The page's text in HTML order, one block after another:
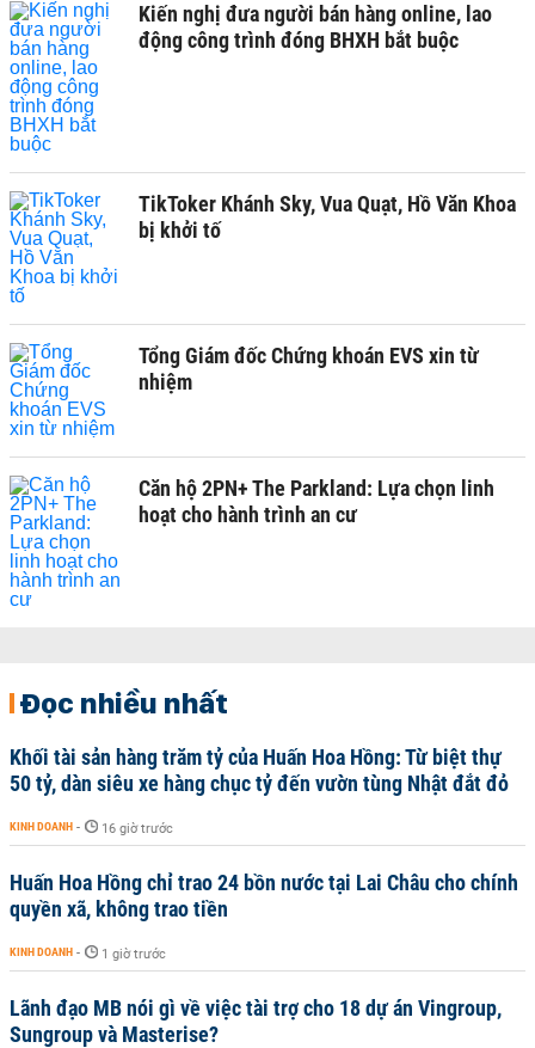
Kiến nghị đưa người bán hàng online, lao
động công trình đóng BHXH bắt buộc
TikToker Khánh Sky, Vua Quạt, Hồ Văn Khoa
bị khởi tố
Tổng Giám đốc Chứng khoán EVS xin từ
nhiệm
Căn hộ 2PN+ The Parkland: Lựa chọn linh
hoạt cho hành trình an cư
Đọc nhiều nhất
Khối tài sản hàng trăm tỷ của Huấn Hoa Hồng: Từ biệt thự
50 tỷ, dàn siêu xe hàng chục tỷ đến vườn tùng Nhật đắt đỏ
KINH DOANH - 16 giờ trước
Huấn Hoa Hồng chỉ trao 24 bồn nước tại Lai Châu cho chính
quyền xã, không trao tiền
KINH DOANH - 1 giờ trước
Lãnh đạo MB nói gì về việc tài trợ cho 18 dự án Vingroup,
Sungroup và Masterise?